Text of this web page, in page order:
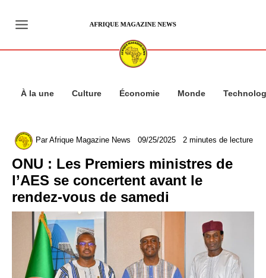
contenu
À la une Culture Économie Monde
ParAfrique Magazine News 09/25/2025 2 minutes de lecture
ONU : Les Premiers ministres de
l’AES se concertent avant le
rendez-vous de samedi